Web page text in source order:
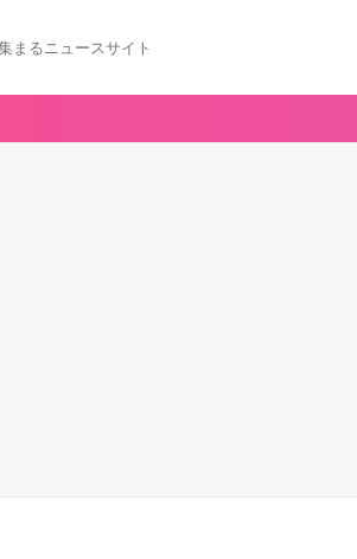
まるニュースサイト